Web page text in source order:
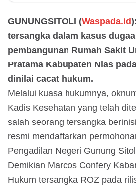
GUNUNGSITOLI (Waspada.id
tersangka dalam kasus
pembangunan Rumah Sakit
Pratama Kabupaten Nias
dinilai cacat hukum.
Melalui kuasa hukumnya,
Kadis Kesehatan yang telah
salah seorang tersangka
resmi mendaftarkan
Pengadilan Negeri Gunung
Demikian Marcos Confery
Hukum tersangka ROZ pada